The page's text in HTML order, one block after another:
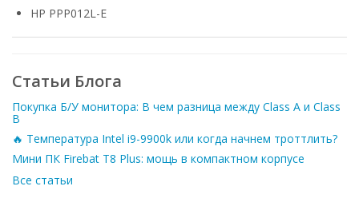
HP PPP012L-E
Статьи Блога
Покупка Б/У монитора: В чем разница между Class A и Class
B
🔥 Температура Intel i9-9900k или когда начнем троттлить?
Мини ПК Firebat T8 Plus: мощь в компактном корпусе
Все статьи